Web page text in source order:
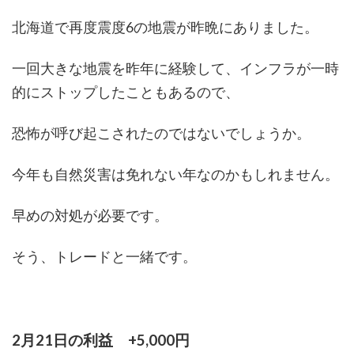
北海道で再度震度6の地震が昨晩にありました。
一回大きな地震を昨年に経験して、インフラが一時
的にストップしたこともあるので、
恐怖が呼び起こされたのではないでしょうか。
今年も自然災害は免れない年なのかもしれません。
早めの対処が必要です。
そう、トレードと一緒です。
2月21日の利益 +5,000円